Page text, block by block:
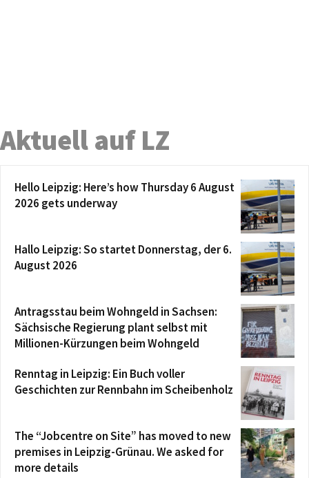
Aktuell auf LZ
Hello Leipzig: Here’s how Thursday 6 August
2026 gets underway
Hallo Leipzig: So startet Donnerstag, der 6.
August 2026
Antragsstau beim Wohngeld in Sachsen:
Sächsische Regierung plant selbst mit
Millionen-Kürzungen beim Wohngeld
Renntag in Leipzig: Ein Buch voller
Geschichten zur Rennbahn im Scheibenholz
The “Jobcentre on Site” has moved to new
premises in Leipzig-Grünau. We asked for
more details